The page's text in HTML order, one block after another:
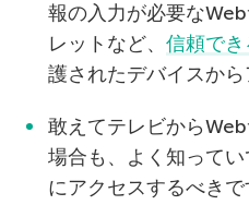
報の入力が必要な
レットなど、 信頼で
護されたデバイスから
敢えてテレビから
場合も、よく知って
にアクセスするべき